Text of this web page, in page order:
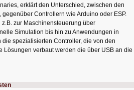
erklärt den Unterschied, zwischen den
Controllern wie Arduino oder ESP.
zur Maschinensteuerung über
Simulation bis hin zu Anwendungen in
spezialisierten Controller, die von den
Lösungen verbaut werden die über USB an die